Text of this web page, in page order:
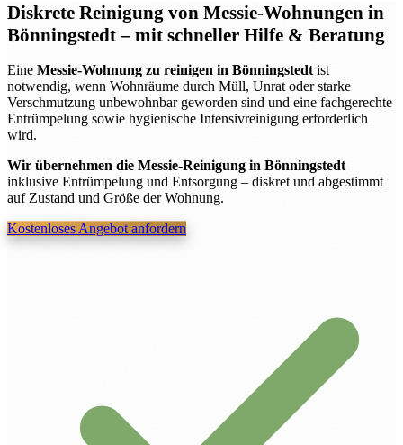
Diskrete Reinigung von Messie-Wohnungen in
Bönningstedt– mit schneller Hilfe & Beratung
Eine Messie-Wohnung zu reinigen in Bönningstedt ist
notwendig, wenn Wohnräume durch Müll, Unrat oder starke
Verschmutzung unbewohnbar geworden sind und eine fachgerechte
Entrümpelung sowie hygienische Intensivreinigung erforderlich
wird.
Wir übernehmen die Messie-Reinigung in Bönningstedt
inklusive Entrümpelung und Entsorgung – diskret und abgestimmt
auf Zustand und Größe der Wohnung.
Kostenloses Angebot anfordern